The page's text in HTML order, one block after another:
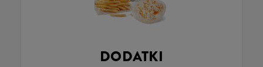
DODATKI